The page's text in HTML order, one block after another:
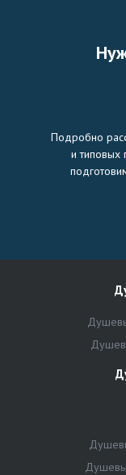
Подробно
и типовых